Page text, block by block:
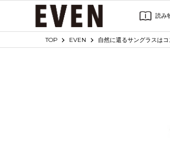
読み
TOP EVEN 自然に還るサングラスは